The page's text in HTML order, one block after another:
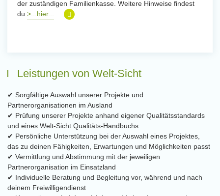
der zuständigen Familienkasse. Weitere Hinweise findest
du >...hier...
Leistungen von Welt-Sicht
✔ Sorgfältige Auswahl unserer Projekte und
Partnerorganisationen im Ausland
✔ Prüfung unserer Projekte anhand eigener Qualitätsstandards
und eines Welt-Sicht Qualitäts-Handbuchs
✔ Persönliche Unterstützung bei der Auswahl eines Projektes,
das zu deinen Fähigkeiten, Erwartungen und Möglichkeiten passt
✔ Vermittlung und Abstimmung mit der jeweiligen
Partnerorganisation im Einsatzland
✔ Individuelle Beratung und Begleitung vor, während und nach
deinem Freiwilligendienst